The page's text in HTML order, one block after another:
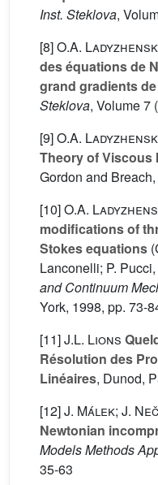
Inst. Steklova,
[8]O.A.
des équations de
grand gradients
Steklova, Volume 7
[9]O.A.
Theory of Viscous
Gordon and
[10]O.A.
modifications of
Stokes equations
Lanconelli; P.
and Continuum
York, 1998, pp. 73-
[11]J.L. Lions
Résolution des
Linéaires, Dunod,
[12]J. Málek; J.
Newtonian
Models Methods
35-63